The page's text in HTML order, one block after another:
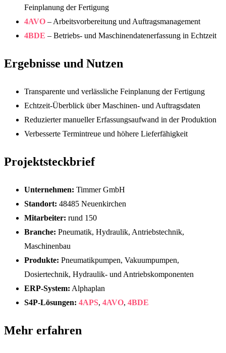
Feinplanung der Fertigung
4AVO – Arbeitsvorbereitung und Auftragsmanagement
4BDE – Betriebs- und Maschinendatenerfassung in Echtzeit
Ergebnisse und Nutzen
Transparente und verlässliche Feinplanung der Fertigung
Echtzeit-Überblick über Maschinen- und Auftragsdaten
Reduzierter manueller Erfassungsaufwand in der Produktion
Verbesserte Termintreue und höhere Lieferfähigkeit
Projektsteckbrief
Unternehmen: Timmer GmbH
Standort: 48485 Neuenkirchen
Mitarbeiter: rund 150
Branche: Pneumatik, Hydraulik, Antriebstechnik,
Maschinenbau
Produkte: Pneumatikpumpen, Vakuumpumpen,
Dosiertechnik, Hydraulik- und Antriebskomponenten
ERP-System: Alphaplan
S4P-Lösungen: 4APS, 4AVO, 4BDE
Mehr erfahren